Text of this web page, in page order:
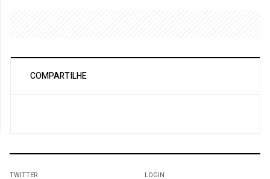
COMPARTILHE
TWITTER LOGIN